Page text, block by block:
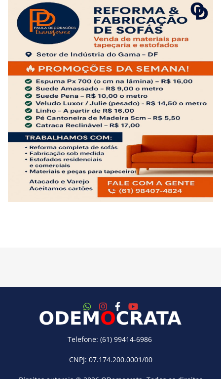
Telefone: (61) 99414-6986
CNPJ: 07.174.200.0001/00